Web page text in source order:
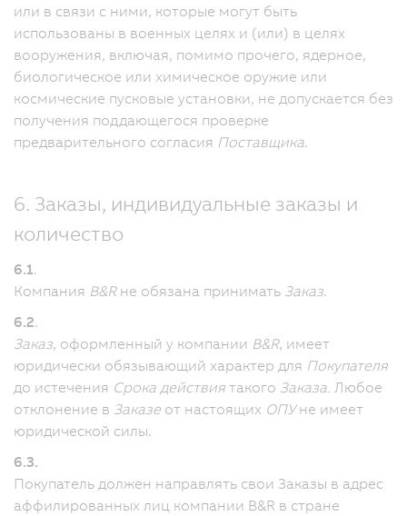
или в связи с ними, которые могут быть
использованы в военных целях и (или) в целях
вооружения, включая, помимо прочего, ядерное,
биологическое или химическое оружие или
космические пусковые установки, не допускается без
получения поддающегося проверке
предварительного согласия Поставщика.
6. Заказы, индивидуальные заказы и
количество
6.1.
Компания B&Rне обязана принимать Заказ.
6.2.
Заказ, оформленный у компании B&R, имеет
юридически обязывающий характер для Покупателя
до истечения Срока действия такого Заказа. Любое
отклонение в Заказе от настоящих ОПУне имеет
юридической силы.
6.3.
Покупатель должен направлять свои Заказы в адрес
аффилированных лиц компании B&R в стране